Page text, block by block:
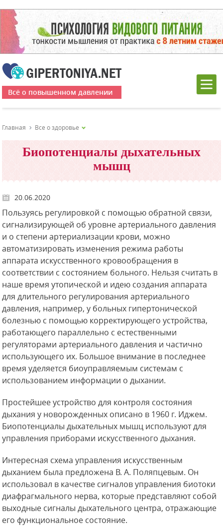
Всё о повышенном давлении
Главная Все о здоровье
Биопотенциалы дыхательных
мышц
20.06.2020
Пользуясь регулировкой с помощью обратной связи,
сигнализирующей об уровне артериального давления
и о степени артериализации крови, можно
автоматизировать изменения режима работы
аппарата искусственного кровообращения в
соответствии с состоянием больного. Нельзя считать в
наше время утопической и идею создания аппарата
для длительного регулирования артериального
давления, например, у больных гипертонической
болезнью с помощью корректирующего устройства,
работающего параллельно с естественными
регуляторами артериального давления и частично
использующего их. Большое внимание в последнее
время уделяется биоуправляемым системам с
использованием информации о дыхании.
Простейшее устройство для контроля состояния
дыхания у новорожденных описано в 1960 г. Иджем.
Биопотенциалы дыхательных мышц используют для
управления приборами искусственного дыхания.
Интересная схема управления искусственным
дыханием была предложена В. А. Поляпцевым. Он
использовал в качестве сигналов управления биотоки
диафрагмального нерва, которые представляют собой
выходные сигналы дыхательного центра, отражающие
его функциональное состояние.